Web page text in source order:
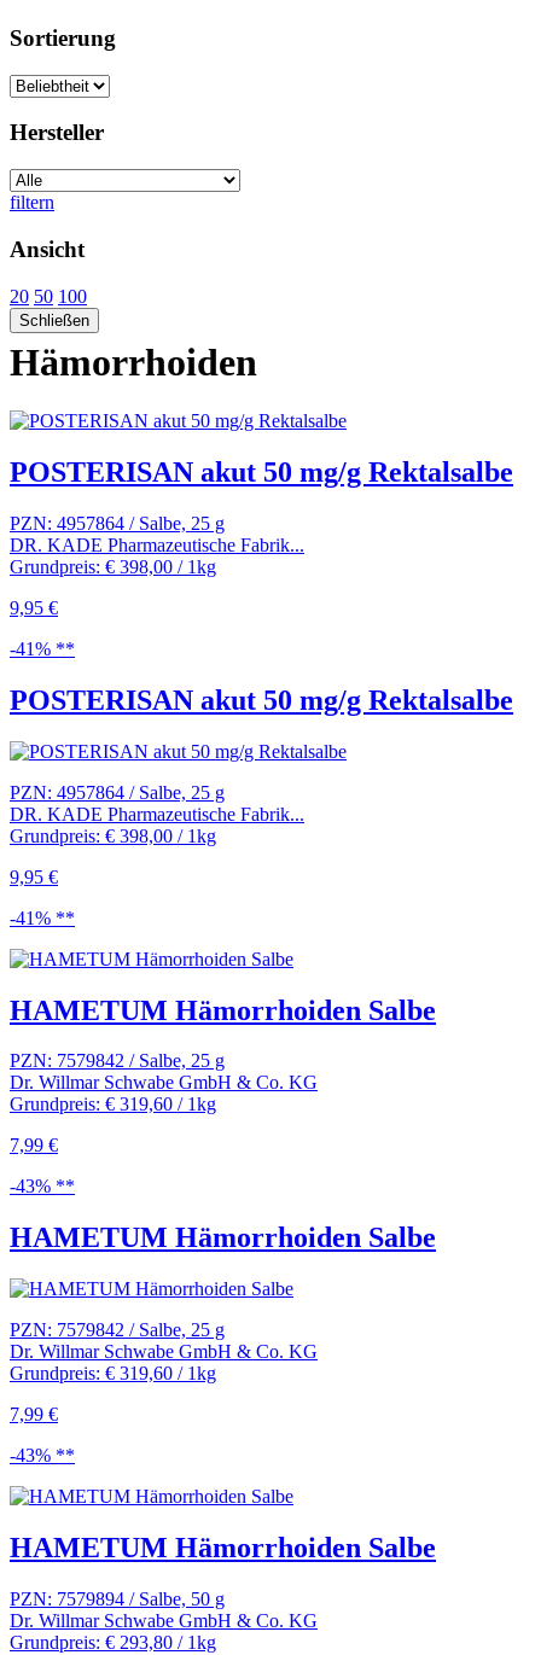
Sortierung
Hersteller
filtern
Ansicht
20 50 100
Schließen
Hämorrhoiden
POSTERISAN akut 50 mg/g Rektalsalbe
PZN: 4957864 / Salbe, 25 g
DR. KADE Pharmazeutische Fabrik...
Grundpreis: € 398,00 / 1kg
9,95 €
-41% **
POSTERISAN akut 50 mg/g Rektalsalbe
PZN: 4957864 / Salbe, 25 g
DR. KADE Pharmazeutische Fabrik...
Grundpreis: € 398,00 / 1kg
9,95 €
-41% **
HAMETUM Hämorrhoiden Salbe
PZN: 7579842 / Salbe, 25 g
Dr. Willmar Schwabe GmbH & Co. KG
Grundpreis: € 319,60 / 1kg
7,99 €
-43% **
HAMETUM Hämorrhoiden Salbe
PZN: 7579842 / Salbe, 25 g
Dr. Willmar Schwabe GmbH & Co. KG
Grundpreis: € 319,60 / 1kg
7,99 €
-43% **
HAMETUM Hämorrhoiden Salbe
PZN: 7579894 / Salbe, 50 g
Dr. Willmar Schwabe GmbH & Co. KG
Grundpreis: € 293,80 / 1kg